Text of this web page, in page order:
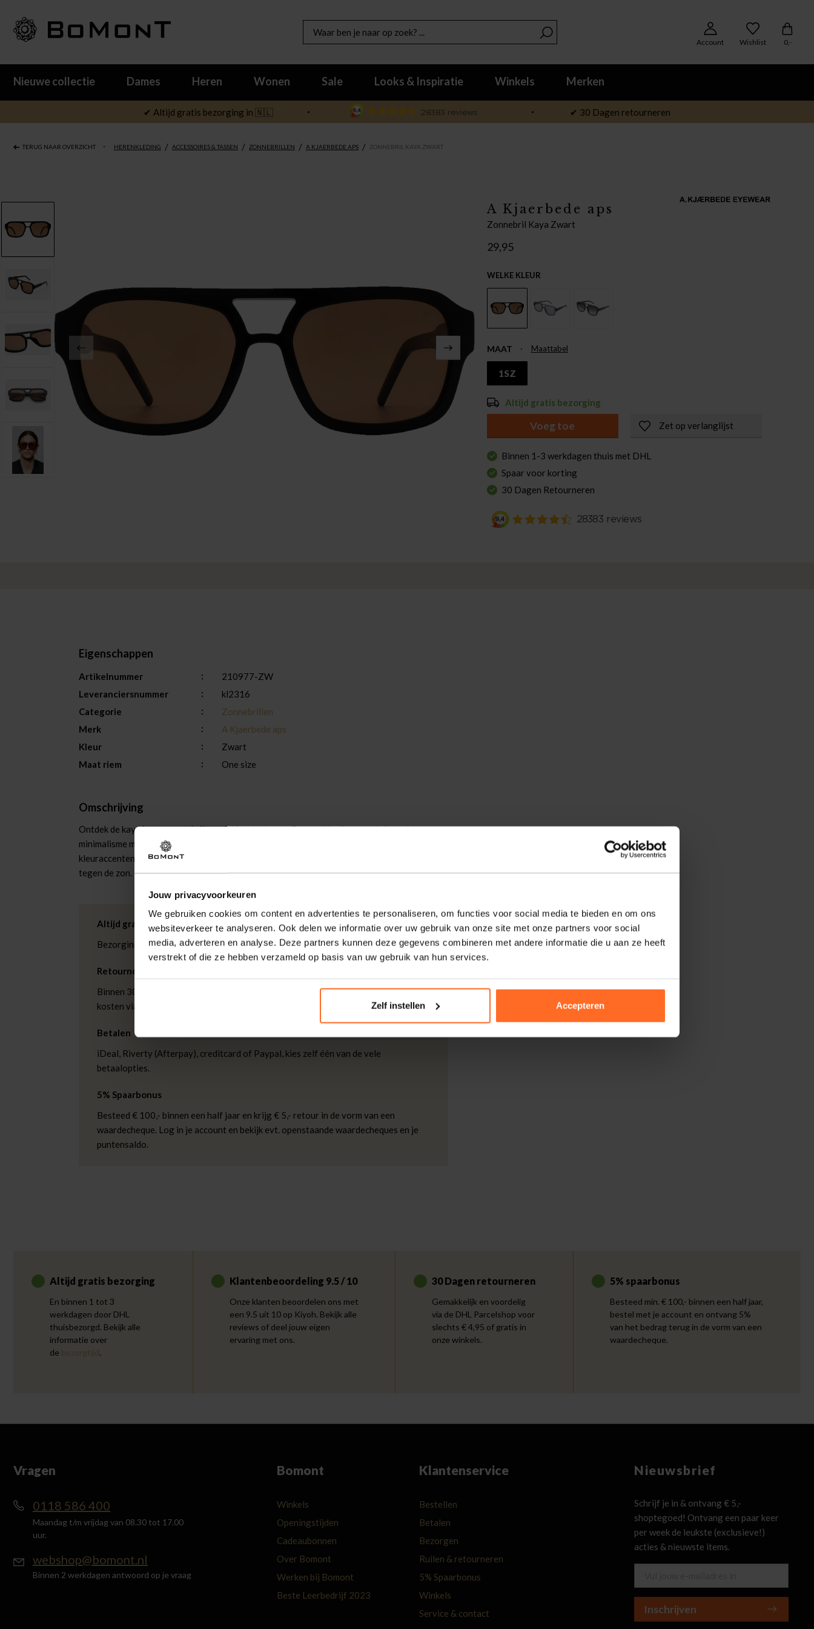
Jouw privacyvoorkeuren
We gebruiken cookies om content en advertenties te personaliseren, om functies voor social media te bieden en om ons
websiteverkeer te analyseren. Ook delen we informatie over uw gebruik van onze site met onze partners voor social
media, adverteren en analyse. Deze partners kunnen deze gegevens combineren met andere informatie die u aan ze heeft
verstrekt of die ze hebben verzameld op basis van uw gebruik van hun services.
Zelf instellen Accepteren
Account Wishlist 0,-
Nieuwe collectie Dames Heren Wonen Sale Looks & Inspiratie Winkels Merken
✔ Altijd gratis bezorging in 🇳🇱 ✔ 30 Dagen retourneren
TERUG NAAR OVERZICHT HERENKLEDING / ACCESSOIRES & TASSEN / ZONNEBRILLEN / A KJAERBEDE APS / ZONNEBRIL KAYA ZWART
A Kjaerbede aps
Zonnebril Kaya Zwart
29,95
WELKE KLEUR
MAAT Maattabel
1SZ
Altijd gratis bezorging
Voeg toe Zet op verlanglijst
Binnen 1-3 werkdagen thuis met DHL
Spaar voor korting
30 Dagen Retourneren
Eigenschappen
Artikelnummer
210977-ZW
Leveranciersnummer
kl2316
Categorie
Zonnebrillen
Merk
A Kjaerbede aps
Kleur
Zwart
Maat riem
One size
Omschrijving
Ontdek de kaya heren zonnebril van A Kjaerbede aps. Deze stijlvolle zonnebril combineert
minimalisme met een moderne uitstraling, dankzij het robuuste ontwerp en de subtiele
kleuraccenten. Perfect voor dagelijks gebruik, biedt het zowel comfort als bescherming
tegen de zon.
Altijd gratis bezorging
Bezorging is altijd gratis, binnen 1-3 werkdagen thuisgeleverd met DHL.
Retourneren
Binnen 30 dagen eenvoudig retourneren via DHL voor slechts € 4,95 of op eigen
kosten via PostNL. In de Bomont winkels kunt u ook gratis retourneren.
Betalen
iDeal, Riverty (Afterpay), creditcard of Paypal, kies zelf één van de vele
betaalopties.
5% Spaarbonus
Besteed € 100,- binnen een half jaar en krijg € 5,- retour in de vorm van een
waardecheque. Log in je account en bekijk evt. openstaande waardecheques en je
puntensaldo.
Altijd gratis bezorging
En binnen 1 tot 3
werkdagen door DHL
thuisbezorgd. Bekijk alle
informatie over
de bezorgtijd.
Klantenbeoordeling 9.5 / 10
Onze klanten beoordelen ons met
een 9.5 uit 10 op Kiyoh. Bekijk alle
reviews of deel jouw eigen
ervaring met ons.
30 Dagen retourneren
Gemakkelijk en voordelig
via de DHL Parcelshop voor
slechts € 4,95 of gratis in
onze winkels.
5% spaarbonus
Besteed min. € 100,- binnen een half jaar,
bestel met je account en ontvang 5%
van het bedrag terug in de vorm van een
waardecheque.
Vragen
0118 586 400
Maandag t/m vrijdag van 08.30 tot 17.00
uur.
webshop@bomont.nl
Binnen 2 werkdagen antwoord op je vraag
Bomont
Winkels
Openingstijden
Cadeaubonnen
Over Bomont
Werken bij Bomont
Beste Leerbedrijf 2023
Klantenservice
Bestellen
Betalen
Bezorgen
Ruilen & retourneren
5% Spaarbonus
Winkels
Service & contact
Nieuwsbrief
Schrijf je in & ontvang € 5,-
shoptegoed! Ontvang een paar keer
per week de leukste (exclusieve!)
acties & nieuwste items.
Inschrijven